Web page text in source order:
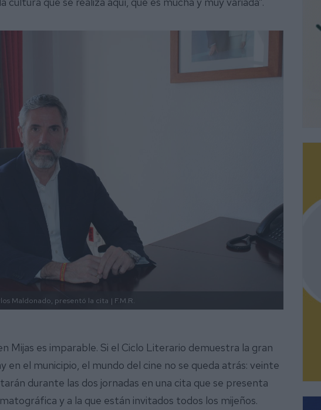
Maldonado, presentó la cita | F.M.R.
Mijas es imparable. Si el Ciclo Literario demuestra la gran
en el municipio, el mundo del cine no se queda atrás: veinte
durante las dos jornadas en una cita que se presenta
y a la que están invitados todos los mijeños.